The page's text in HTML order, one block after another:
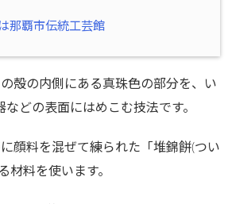
那覇市伝統工芸館
殻の内側にある真珠色の部分を、い
どの表面にはめこむ技法です。
顔料を混ぜて練られた「堆錦餅(つい
材料を使います。